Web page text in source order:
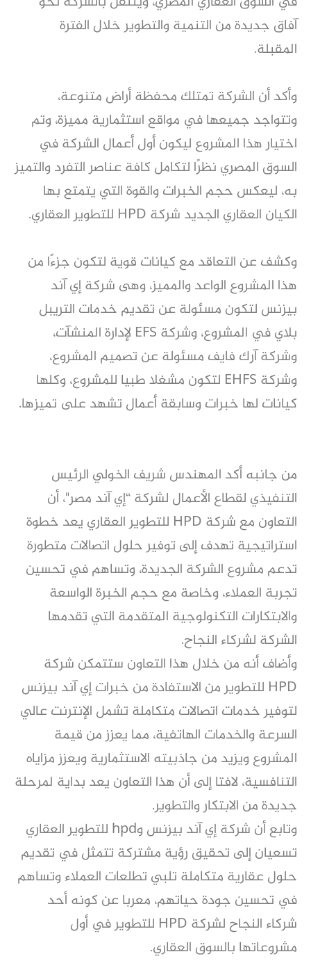
آفاق جديدة من التنمية والتطوير خلال الفترة
المقبلة.
وأكد أن الشركة تمتلك محفظة أراض متنوعة،
وتتواجد جميعها في مواقع استثمارية مميزة، وتم
اختيار هذا المشروع ليكون أول أعمال الشركة في
السوق المصري نظرًا لتكامل كافة عناصر التفرد والتميز
به، ليعكس حجم الخبرات والقوة التي يتمتع بها
الكيان العقاري الجديد شركة HPD للتطوير العقاري.
وكشف عن التعاقد مع كيانات قوية لتكون جزءًا من
هذا المشروع الواعد والمميز، وهى شركة إي آند
بيزنس لتكون مسئولة عن تقديم خدمات التريبل
بلاي في المشروع، وشركة EFS لإدارة المنشآت،
وشركة آرك فايف مسئولة عن تصميم المشروع،
وشركة EHFS لتكون مشغلا طبيا للمشروع، وكلها
كيانات لها خبرات وسابقة أعمال تشهد على تميزها.
من جانبه أكد المهندس شريف الخولي الرئيس
التنفيذي لقطاع الأعمال لشركة “إي آند مصر"، أن
التعاون مع شركة HPD للتطوير العقاري يعد خطوة
استراتيجية تهدف إلى توفير حلول اتصالات متطورة
تدعم مشروع الشركة الجديدة، وتساهم في تحسين
تجربة العملاء، وخاصة مع حجم الخبرة الواسعة
والابتكارات التكنولوجية المتقدمة التي تقدمها
الشركة لشركاء النجاح.
وأضاف أنه من خلال هذا التعاون ستتمكن شركة
HPD للتطوير من الاستفادة من خبرات إي آند بيزنس
لتوفير خدمات اتصالات متكاملة تشمل الإنترنت عالي
السرعة والخدمات الهاتفية، مما يعزز من قيمة
المشروع ويزيد من جاذبيته الاستثمارية ويعزز مزاياه
التنافسية، لافتا إلى أن هذا التعاون يعد بداية لمرحلة
جديدة من الابتكار والتطوير.
وتابع أن شركة إي آند بيزنس وhpd للتطوير العقاري
تسعيان إلى تحقيق رؤية مشتركة تتمثل في تقديم
حلول عقارية متكاملة تلبي تطلعات العملاء وتساهم
في تحسين جودة حياتهم، معربا عن كونه أحد
شركاء النجاح لشركة HPD للتطوير في أول
مشروعاتها بالسوق العقاري.